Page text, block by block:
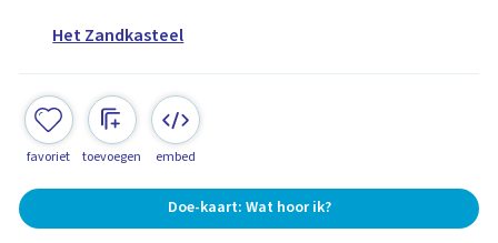
Het Zandkasteel
favoriet toevoegen embed
Doe-kaart: Wat hoor ik?